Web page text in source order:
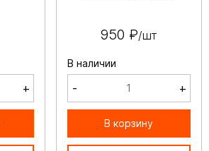
+
950 ₽/шт
В наличии
- +
В корзину